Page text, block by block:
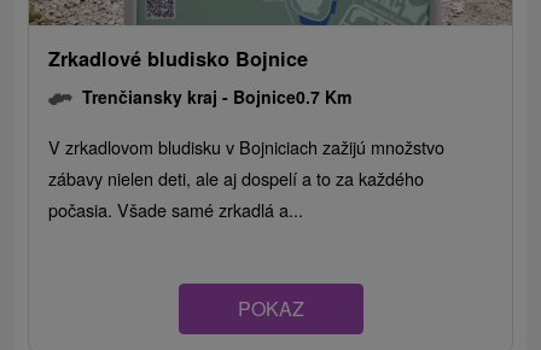
Zrkadlové bludisko Bojnice
Trenčiansky kraj - Bojnice0.7 Km
V zrkadlovom bludisku v Bojniciach zažijú množstvo
zábavy nielen deti, ale aj dospelí a to za každého
počasia. Všade samé zrkadlá a...
POKAZ